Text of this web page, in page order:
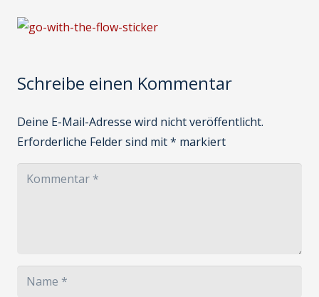
Schreibe einen Kommentar
Deine E-Mail-Adresse wird nicht veröffentlicht.
Erforderliche Felder sind mit* markiert